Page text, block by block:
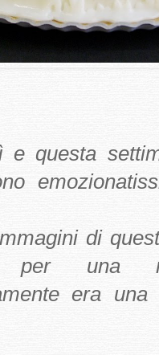
e questa
di
per una
era